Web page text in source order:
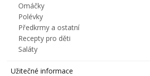
Omáčky
Polévky
Předkrmy a ostatní
Recepty pro děti
Saláty
Užitečné informace